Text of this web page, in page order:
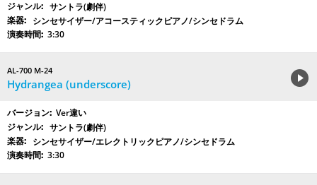
サントラ(劇伴)
シンセサイザー/アコースティックピアノ/シンセドラム
3:30
AL-700 M-24
Hydrangea (underscore)
Ver違い
サントラ(劇伴)
シンセサイザー/エレクトリックピアノ/シンセドラム
3:30